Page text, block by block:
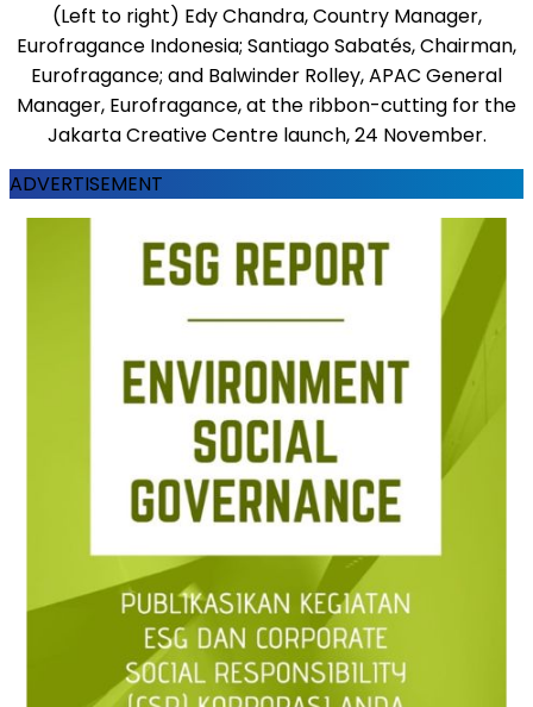
(Left to right) Edy Chandra, Country Manager,
Eurofragance Indonesia; Santiago Sabatés, Chairman,
Eurofragance; and Balwinder Rolley, APAC General
Manager, Eurofragance, at the ribbon-cutting for the
Jakarta Creative Centre launch, 24 November.
ADVERTISEMENT